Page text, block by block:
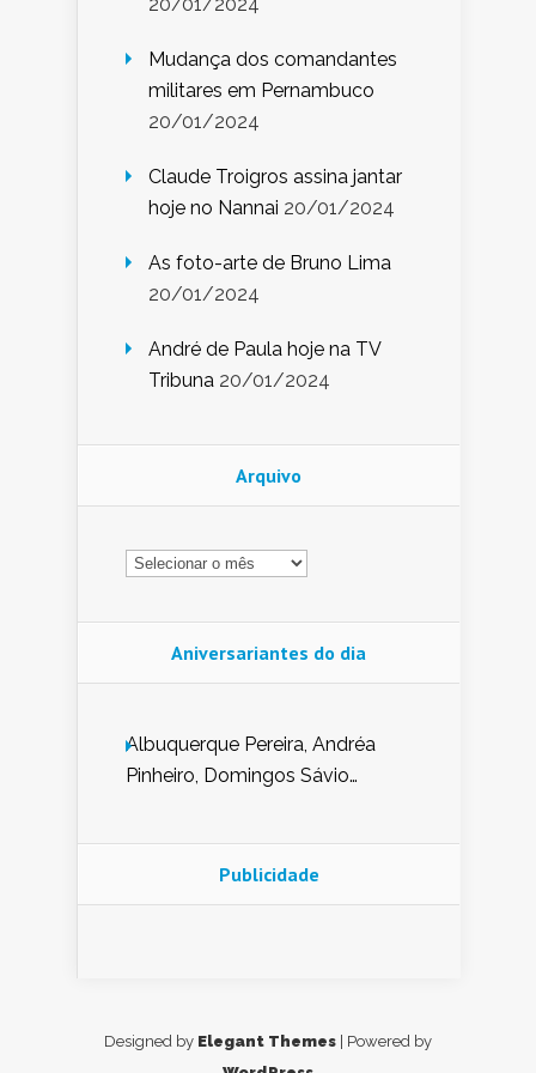
Mudança dos comandantes
militares em Pernambuco
20/01/2024
Claude Troigros assina jantar
hoje no Nannai 20/01/2024
As foto-arte de Bruno Lima
20/01/2024
André de Paula hoje na TV
Tribuna 20/01/2024
Arquivo
Arquivo
Aniversariantes do dia
Albuquerque Pereira, Andréa
Pinheiro, Domingos Sávio
Nunes de Sena, Fátima Peixoto,
Glória Pereira, Kátia Mesel,
Publicidade
Designed by Elegant Themes | Powered by